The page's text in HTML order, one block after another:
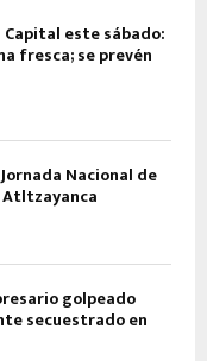
este sábado:
fresca; se prevén
Nacional de
golpeado
secuestrado en